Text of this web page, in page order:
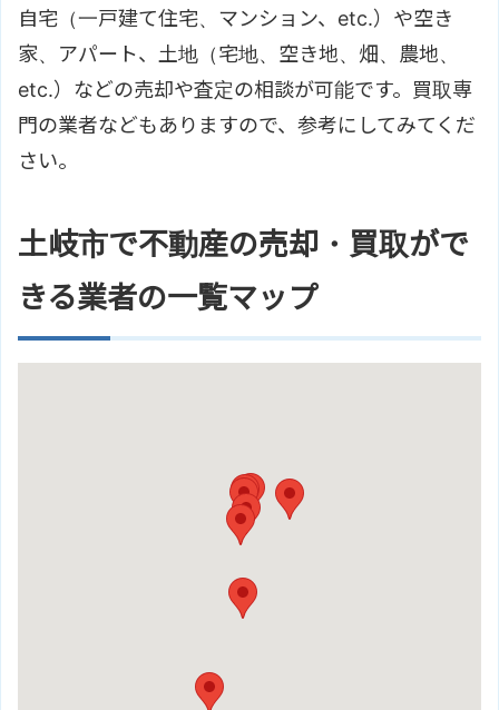
自宅（一戸建て住宅、マンション、etc.）や空き
家、アパート、土地（宅地、空き地、畑、農地、
etc.）などの売却や査定の相談が可能です。買取専
門の業者などもありますので、参考にしてみてくだ
さい。
土岐市で不動産の売却・買取がで
きる業者の一覧マップ